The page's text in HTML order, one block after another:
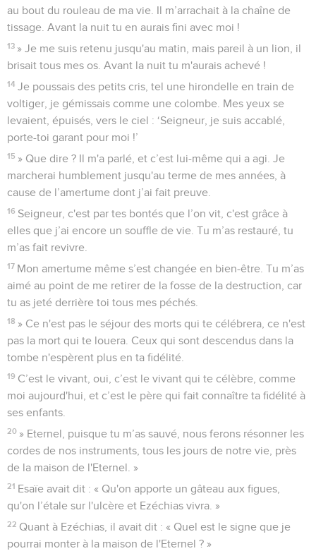
au bout du rouleau de ma vie. Il m’arrachait à la chaîne de
tissage. Avant la nuit tu en aurais fini avec moi !
13 » Je me suis retenu jusqu'au matin, mais pareil à un lion, il
brisait tous mes os. Avant la nuit tu m'aurais achevé !
14 Je poussais des petits cris, tel une hirondelle en train de
voltiger, je gémissais comme une colombe. Mes yeux se
levaient, épuisés, vers le ciel : ‘Seigneur, je suis accablé,
porte-toi garant pour moi !’
15 » Que dire ? Il m'a parlé, et c’est lui-même qui a agi. Je
marcherai humblement jusqu'au terme de mes années, à
cause de l’amertume dont j’ai fait preuve.
16 Seigneur, c'est par tes bontés que l’on vit, c'est grâce à
elles que j’ai encore un souffle de vie. Tu m’as restauré, tu
m’as fait revivre.
17 Mon amertume même s’est changée en bien-être. Tu m’as
aimé au point de me retirer de la fosse de la destruction, car
tu as jeté derrière toi tous mes péchés.
18 » Ce n'est pas le séjour des morts qui te célébrera, ce n'est
pas la mort qui te louera. Ceux qui sont descendus dans la
tombe n'espèrent plus en ta fidélité.
19 C’est le vivant, oui, c’est le vivant qui te célèbre, comme
moi aujourd'hui, et c’est le père qui fait connaître ta fidélité à
ses enfants.
20 » Eternel, puisque tu m’as sauvé, nous ferons résonner les
cordes de nos instruments, tous les jours de notre vie, près
de la maison de l'Eternel. »
21 Esaïe avait dit : « Qu'on apporte un gâteau aux figues,
qu'on l’étale sur l'ulcère et Ezéchias vivra. »
22 Quant à Ezéchias, il avait dit : « Quel est le signe que je
pourrai monter à la maison de l'Eternel ? »